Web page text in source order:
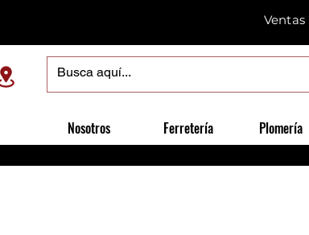
Ventas
Nosotros Ferretería Plomería